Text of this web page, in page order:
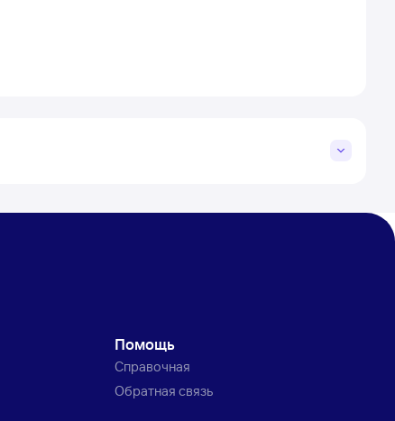
Помощь
Справочная
Обратная связь